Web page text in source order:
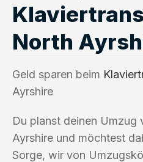
North
Geld sparen beim
Ayrshire
Du planst deinen Umzug
Ayrshire und möchtest
Sorge, wir von